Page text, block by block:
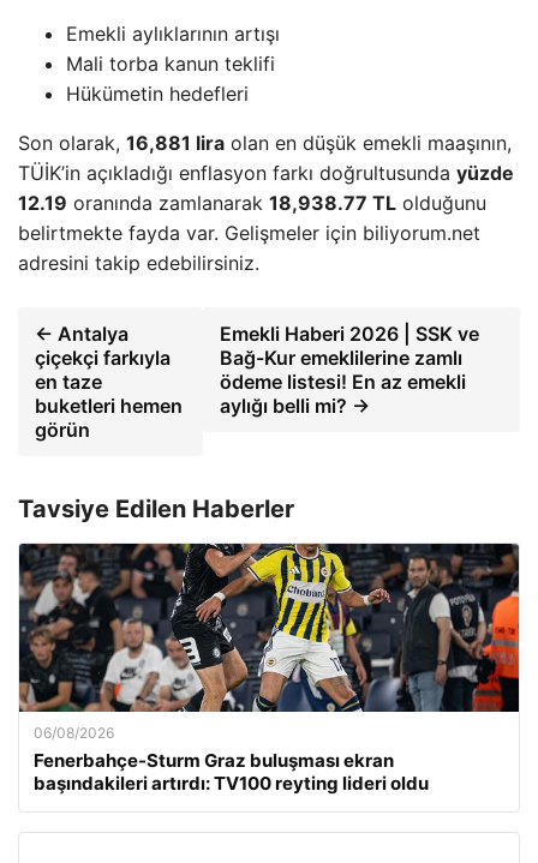
Emekli aylıklarının artışı
Mali torba kanun teklifi
Hükümetin hedefleri
Son olarak, 16,881 lira olan en düşük emekli maaşının,
TÜİK’in açıkladığı enflasyon farkı doğrultusunda yüzde
12.19 oranında zamlanarak 18,938.77 TL olduğunu
belirtmekte fayda var. Gelişmeler için biliyorum.net
adresini takip edebilirsiniz.
← Antalya
çiçekçi farkıyla
en taze
buketleri hemen
görün
Emekli Haberi 2026 | SSK ve
Bağ-Kur emeklilerine zamlı
ödeme listesi! En az emekli
aylığı belli mi? →
Tavsiye Edilen Haberler
06/08/2026
Fenerbahçe-Sturm Graz buluşması ekran
başındakileri artırdı: TV100 reyting lideri oldu